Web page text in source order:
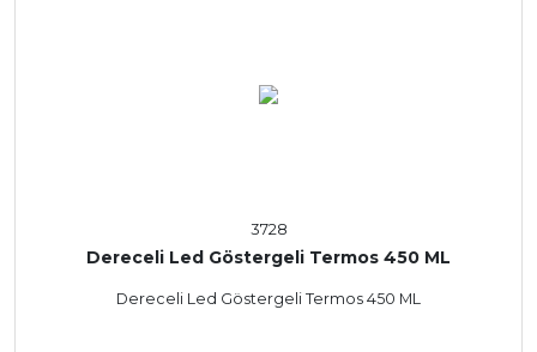
3728
Dereceli Led Göstergeli Termos 450 ML
Dereceli Led Göstergeli Termos 450 ML